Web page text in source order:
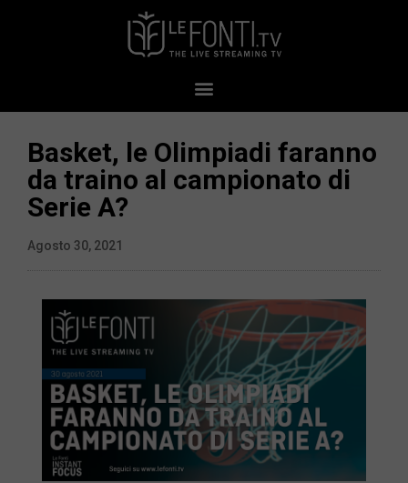
Basket, le Olimpiadi faranno
da traino al campionato di
Serie A?
Agosto 30, 2021